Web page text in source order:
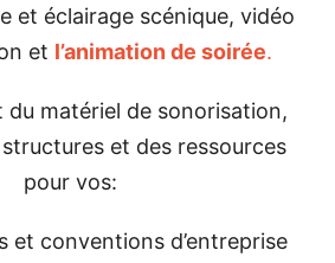
et éclairage scénique, vidéo
et l’animation de soirée.
du matériel de sonorisation,
structures et des ressources
pour vos:
et conventions d’entreprise